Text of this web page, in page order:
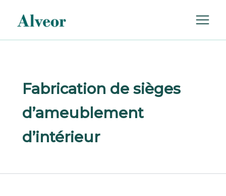
contenu
Fabrication de sièges
d’ameublement
d’intérieur